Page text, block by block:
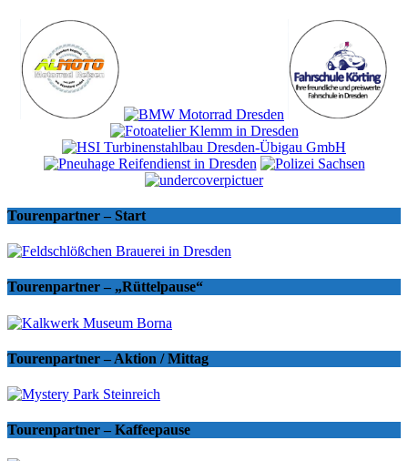
Tourenpartner – Start
Tourenpartner – „Rüttelpause“
Tourenpartner – Aktion / Mittag
Tourenpartner – Kaffeepause